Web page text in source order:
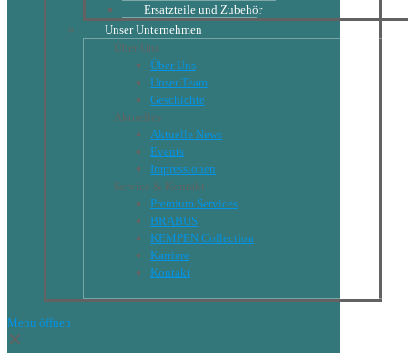
Ersatzteile und Zubehör
Unser Unternehmen
Über Uns
Über Uns
Unser Team
Geschichte
Aktuelles
Aktuelle News
Events
Impressionen
Service & Kontakt
Premium Services
BRABUS
KEMPEN Collection
Karriere
Kontakt
Menu öffnen
✕